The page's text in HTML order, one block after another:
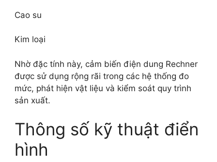
Cao su
Kim loại
Nhờ đặc tính này, cảm biến điện dung Rechner
được sử dụng rộng rãi trong các hệ thống đo
mức, phát hiện vật liệu và kiểm soát quy trình
sản xuất.
Thông số kỹ thuật điển
hình